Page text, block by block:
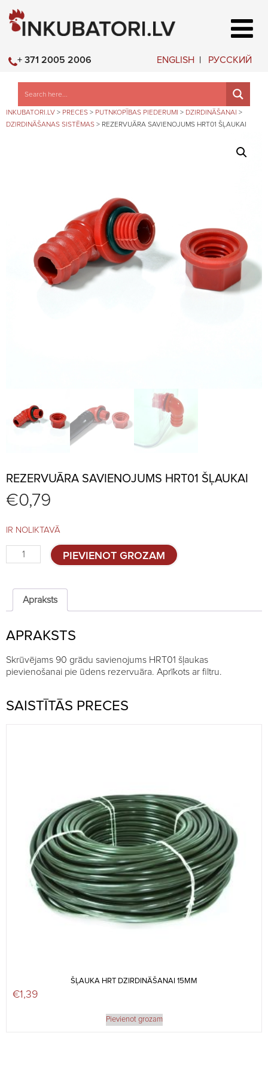
ENGLISH РУССКИЙ
+ 371 2005 2006
INKUBATORI.LV > PRECES > PUTNKOPĪBAS PIEDERUMI > DZIRDINĀŠANAI >
DZIRDINĀŠANAS SISTĒMAS > REZERVUĀRA SAVIENOJUMS HRT01 ŠĻAUKAI
REZERVUĀRA SAVIENOJUMS HRT01 ŠĻAUKAI
€0,79
IR NOLIKTAVĀ
Rezervuāra
savienojums
šļaukai
quantity
PIEVIENOT GROZAM
Apraksts
APRAKSTS
Skrūvējams 90 grādu savienojums HRT01 šļaukas
pievienošanai pie ūdens rezervuāra. Aprīkots ar filtru.
SAISTĪTĀS PRECES
ŠĻAUKA HRT DZIRDINĀŠANAI 15MM
€1,39
Pievienot grozam